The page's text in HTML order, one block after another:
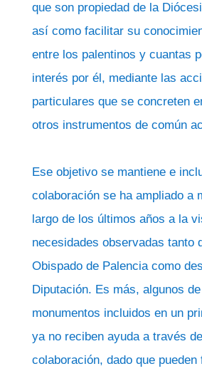
que son propiedad de la
así como facilitar su
entre los palentinos y cuantas
interés por él, mediante las
particulares que se concreten
otros instrumentos de común
Ese objetivo se mantiene e
colaboración se ha ampliado a
largo de los últimos años a la
necesidades observadas tanto
Obispado de Palencia como
Diputación. Es más, algunos
monumentos incluidos en un
ya no reciben ayuda a través
colaboración, dado que pueden